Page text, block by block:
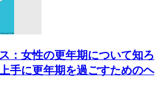
：女性の更年期について知ろ
手に更年期を過ごすためのヘ